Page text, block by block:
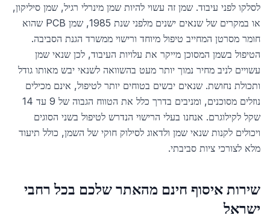
לסלקו לפני עיבוד. שמן זה עשוי להיות שמן מינרלי רגיל, שמן סיליקון,
או במקרים של שנאים ישנים מלפני שנת 1985, שמן PCB שהוא
חומר מסרטן המחייב טיפול מיוחד ורישוי ממשרד הגנת הסביבה.
הטיפול בשמן המסוכן מייקר את עלויות העיבוד, לכן שנאי שמן
עשויים לניב מחיר נמוך יותר מעט בהשוואה לשנאי יבש מאותו גודל
ותכולת נחושת. שנאים יבשים בטוחים יותר לטיפול, אינם מכילים
נוזלים מסוכנים, ומניבים בדרך כלל את הטווח הגבוה של 9 עד 14
שקל לקילוגרם. אנחנו בעלי הרישוי הנדרש לטיפול בשני הסוגים
ויכולים לקנות שנאי שמן ולדאוג לסילוק חוקי של השמן, כולל תיעוד
מלא לצורכי ציות סביבתי.
שירות איסוף חינם מהאתר שלכם בכל רחבי
ישראל